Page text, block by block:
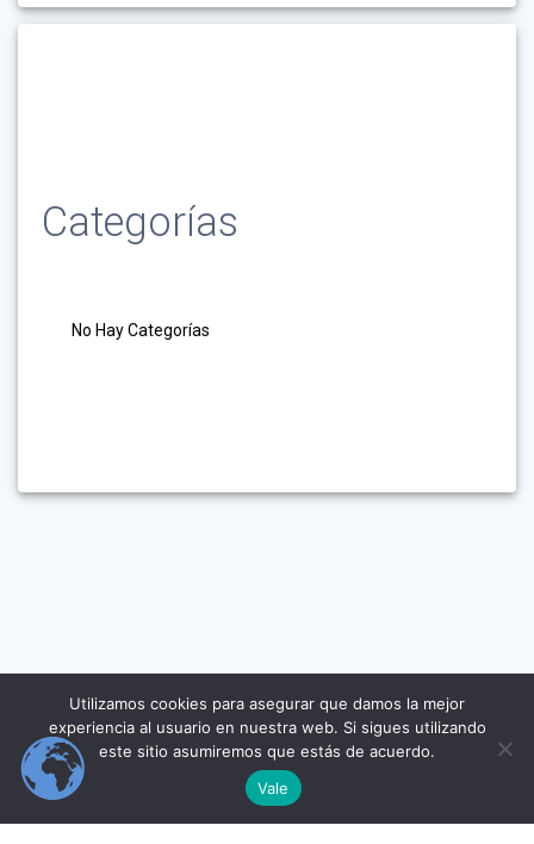
Categorías
No Hay Categorías
Utilizamos cookies para asegurar que damos la mejor
experiencia al usuario en nuestra web. Si sigues utilizando
este sitio asumiremos que estás de acuerdo.
Vale